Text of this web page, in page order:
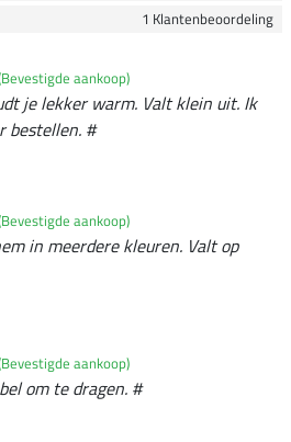
1 Klantenbeoordeling
aankoop)
je lekker warm. Valt klein uit. Ik
bestellen. #
aankoop)
in meerdere kleuren. Valt op
aankoop)
om te dragen. #